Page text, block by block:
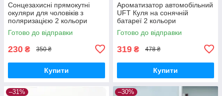
Сонцезахисні прямокутні
окуляри для чоловіків з
поляризацією 2 кольори
Готово до відправки
230 ₴ 350 ₴
Купити
Ароматизатор автомобільний
UFT Куля на сонячній
батареї 2 кольори
Готово до відправки
319 ₴ 478 ₴
Купити
–31% –30%